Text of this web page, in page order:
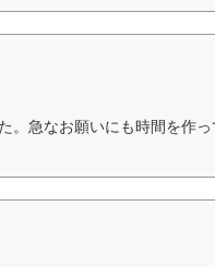
。急なお願いにも時間を作